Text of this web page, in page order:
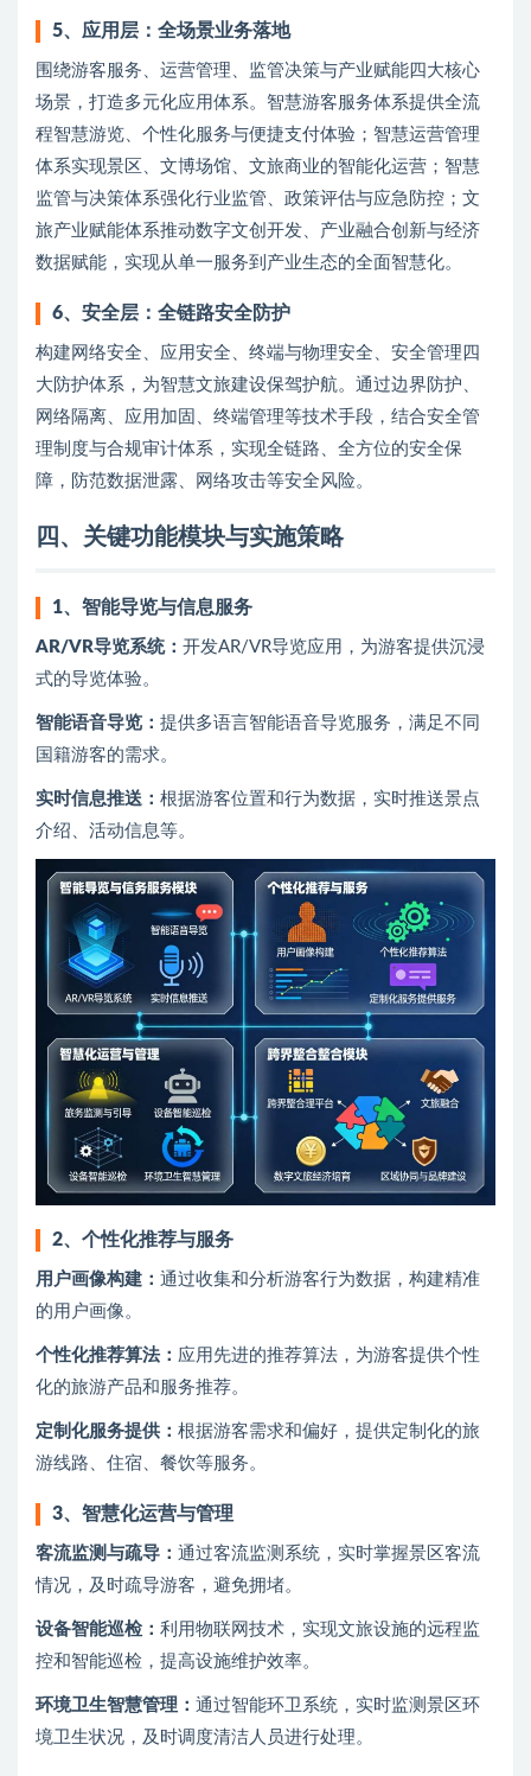
5、 应用层：全场景业务落地
围绕游客服务、运营管理、监管决策与产业赋能四大核心
场景，打造多元化应用体系。智慧游客服务体系提供全流
程智慧游览、个性化服务与便捷支付体验；智慧运营管理
体系实现景区、文博场馆、文旅商业的智能化运营；智慧
监管与决策体系强化行业监管、政策评估与应急防控；文
旅产业赋能体系推动数字文创开发、产业融合创新与经济
数据赋能，实现从单一服务到产业生态的全面智慧化。
6、 安全层：全链路安全防护
构建网络安全、应用安全、终端与物理安全、安全管理四
大防护体系，为智慧文旅建设保驾护航。通过边界防护、
网络隔离、应用加固、终端管理等技术手段，结合安全管
理制度与合规审计体系，实现全链路、全方位的安全保
障，防范数据泄露、网络攻击等安全风险。
四、关键功能模块与实施策略
1、 智能导览与信息服务
AR/VR导览系统： 开发AR/VR导览应用，为游客提供沉浸
式的导览体验。
智能语音导览： 提供多语言智能语音导览服务，满足不同
国籍游客的需求。
实时信息推送： 根据游客位置和行为数据，实时推送景点
介绍、活动信息等。
2、 个性化推荐与服务
用户画像构建： 通过收集和分析游客行为数据，构建精准
的用户画像。
个性化推荐算法： 应用先进的推荐算法，为游客提供个性
化的旅游产品和服务推荐。
定制化服务提供： 根据游客需求和偏好，提供定制化的旅
游线路、住宿、餐饮等服务。
3、 智慧化运营与管理
客流监测与疏导： 通过客流监测系统，实时掌握景区客流
情况，及时疏导游客，避免拥堵。
设备智能巡检： 利用物联网技术，实现文旅设施的远程监
控和智能巡检，提高设施维护效率。
环境卫生智慧管理： 通过智能环卫系统，实时监测景区环
境卫生状况，及时调度清洁人员进行处理。